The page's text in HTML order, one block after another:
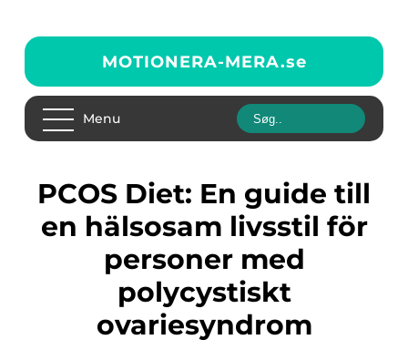
MOTIONERA-MERA.se
Menu
PCOS Diet: En guide till
en hälsosam livsstil för
personer med
polycystiskt
ovariesyndrom